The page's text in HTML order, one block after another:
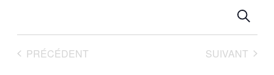
et de
PRÉCÉDENT SUIVANT